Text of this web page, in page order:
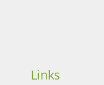
Links